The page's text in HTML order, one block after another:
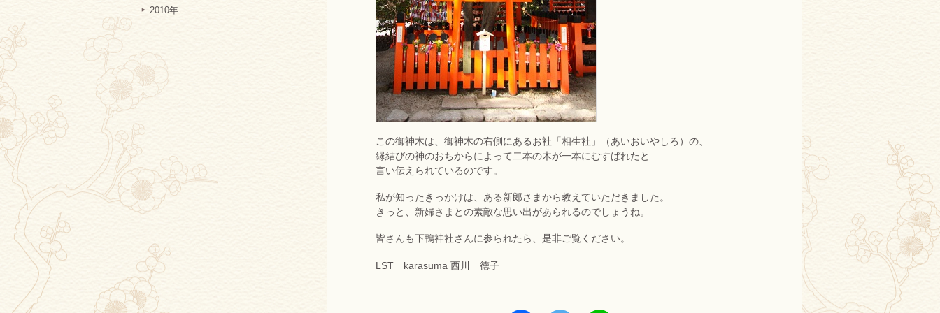
2010年
この御神木は、御神木の右側にあるお社「相生社」（あいおいやしろ）の、
縁結びの神のおちからによって二本の木が一本にむすばれたと
言い伝えられているのです。
私が知ったきっかけは、ある新郎さまから教えていただきました。
きっと、新婦さまとの素敵な思い出があられるのでしょうね。
皆さんも下鴨神社さんに参られたら、是非ご覧ください。
LST karasuma 西川 徳子